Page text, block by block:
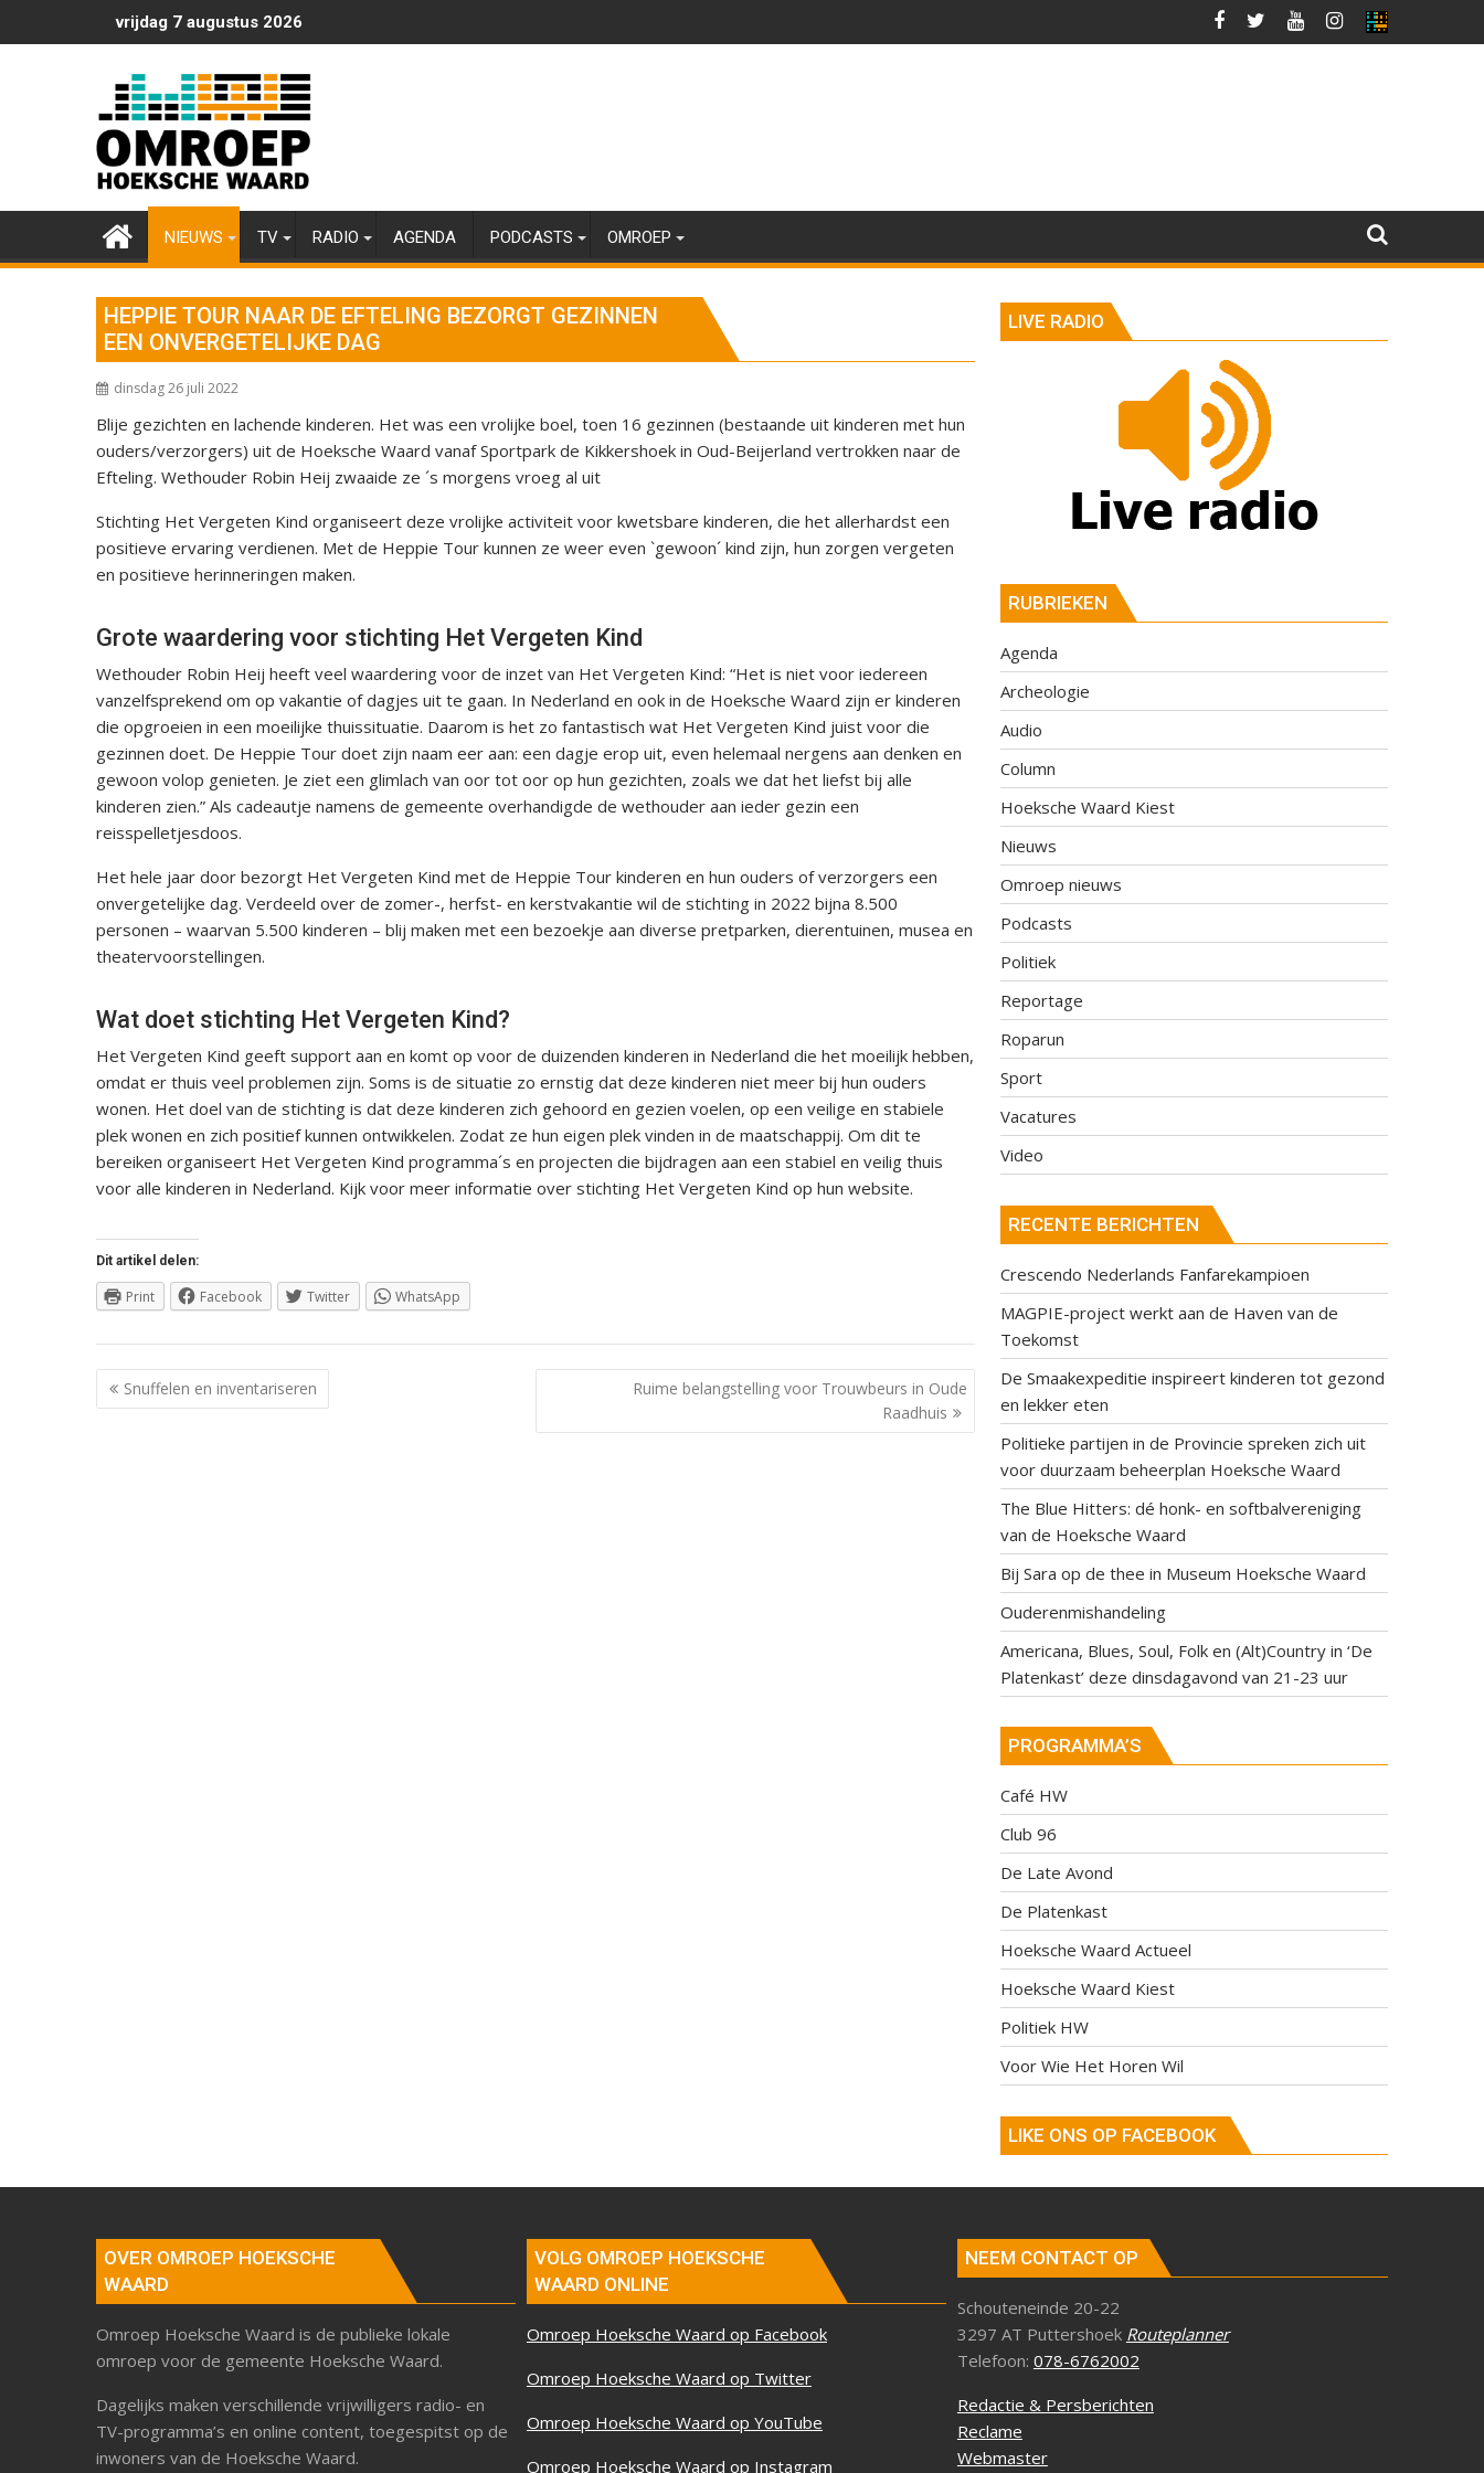
naar
vrijdag 7 augustus 2026
NIEUWS TV RADIO AGENDA PODCASTS OMROEP
HEPPIE TOUR NAAR DE EFTELING BEZORGT GEZINNEN
EEN ONVERGETELIJKE DAG
dinsdag 26 juli 2022
Blije gezichten en lachende kinderen. Het was een vrolijke boel, toen 16 gezinnen (bestaande uit kinderen met hun
ouders/verzorgers) uit de Hoeksche Waard vanaf Sportpark de Kikkershoek in Oud-Beijerland vertrokken naar de
Efteling. Wethouder Robin Heij zwaaide ze ´s morgens vroeg al uit
Stichting Het Vergeten Kind organiseert deze vrolijke activiteit voor kwetsbare kinderen, die het allerhardst een
positieve ervaring verdienen. Met de Heppie Tour kunnen ze weer even `gewoon´ kind zijn, hun zorgen vergeten
en positieve herinneringen maken.
Grote waardering voor stichting Het Vergeten Kind
Wethouder Robin Heij heeft veel waardering voor de inzet van Het Vergeten Kind: “Het is niet voor iedereen
vanzelfsprekend om op vakantie of dagjes uit te gaan. In Nederland en ook in de Hoeksche Waard zijn er kinderen
die opgroeien in een moeilijke thuissituatie. Daarom is het zo fantastisch wat Het Vergeten Kind juist voor die
gezinnen doet. De Heppie Tour doet zijn naam eer aan: een dagje erop uit, even helemaal nergens aan denken en
gewoon volop genieten. Je ziet een glimlach van oor tot oor op hun gezichten, zoals we dat het liefst bij alle
kinderen zien.” Als cadeautje namens de gemeente overhandigde de wethouder aan ieder gezin een
reisspelletjesdoos.
Het hele jaar door bezorgt Het Vergeten Kind met de Heppie Tour kinderen en hun ouders of verzorgers een
onvergetelijke dag. Verdeeld over de zomer-, herfst- en kerstvakantie wil de stichting in 2022 bijna 8.500
personen – waarvan 5.500 kinderen – blij maken met een bezoekje aan diverse pretparken, dierentuinen, musea en
theatervoorstellingen.
Wat doet stichting Het Vergeten Kind?
Het Vergeten Kind geeft support aan en komt op voor de duizenden kinderen in Nederland die het moeilijk hebben,
omdat er thuis veel problemen zijn. Soms is de situatie zo ernstig dat deze kinderen niet meer bij hun ouders
wonen. Het doel van de stichting is dat deze kinderen zich gehoord en gezien voelen, op een veilige en stabiele
plek wonen en zich positief kunnen ontwikkelen. Zodat ze hun eigen plek vinden in de maatschappij. Om dit te
bereiken organiseert Het Vergeten Kind programma´s en projecten die bijdragen aan een stabiel en veilig thuis
voor alle kinderen in Nederland. Kijk voor meer informatie over stichting Het Vergeten Kind op hun website.
Dit artikel delen:
Print Facebook Twitter WhatsApp
Berichtnavigatie
Snuffelen en inventariseren
Ruime belangstelling voor Trouwbeurs in Oude
Raadhuis
LIVE RADIO
RUBRIEKEN
Agenda
Archeologie
Audio
Column
Hoeksche Waard Kiest
Nieuws
Omroep nieuws
Podcasts
Politiek
Reportage
Roparun
Sport
Vacatures
Video
RECENTE BERICHTEN
Crescendo Nederlands Fanfarekampioen
MAGPIE-project werkt aan de Haven van de
Toekomst
De Smaakexpeditie inspireert kinderen tot gezond
en lekker eten
Politieke partijen in de Provincie spreken zich uit
voor duurzaam beheerplan Hoeksche Waard
The Blue Hitters: dé honk- en softbalvereniging
van de Hoeksche Waard
Bij Sara op de thee in Museum Hoeksche Waard
Ouderenmishandeling
Americana, Blues, Soul, Folk en (Alt)Country in ‘De
Platenkast’ deze dinsdagavond van 21-23 uur
PROGRAMMA’S
Café HW
Club 96
De Late Avond
De Platenkast
Hoeksche Waard Actueel
Hoeksche Waard Kiest
Politiek HW
Voor Wie Het Horen Wil
LIKE ONS OP FACEBOOK
OVER OMROEP HOEKSCHE
WAARD
Omroep Hoeksche Waard is de publieke lokale
omroep voor de gemeente Hoeksche Waard.
Dagelijks maken verschillende vrijwilligers radio- en
TV-programma’s en online content, toegespitst op de
inwoners van de Hoeksche Waard.
VOLG OMROEP HOEKSCHE
WAARD ONLINE
Omroep Hoeksche Waard op Facebook
Omroep Hoeksche Waard op Twitter
Omroep Hoeksche Waard op YouTube
Omroep Hoeksche Waard op Instagram
NEEM CONTACT OP
Schouteneinde 20-22
3297 AT Puttershoek Routeplanner
Telefoon: 078-6762002
Redactie & Persberichten
Reclame
Webmaster